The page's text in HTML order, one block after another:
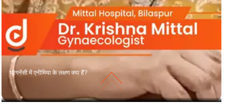
प्रेगनेंसी में एनीमिया के लक्षण क्या हैं?